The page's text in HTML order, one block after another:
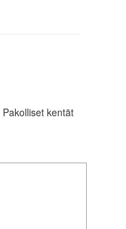
Pakolliset kentät